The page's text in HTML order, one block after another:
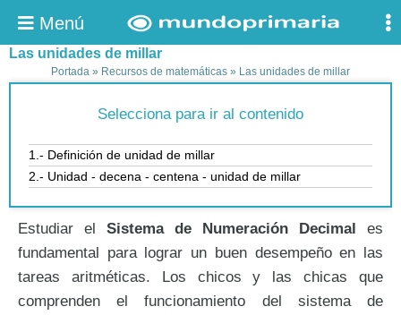
Menú
Las unidades de millar
Portada » Recursos de matemáticas » Las unidades de millar
Selecciona para ir al contenido
1.- Definición de unidad de millar
2.- Unidad - decena - centena - unidad de millar
Estudiar el Sistema de Numeración Decimal es
fundamental para lograr un buen desempeño en las
tareas aritméticas. Los chicos y las chicas que
comprenden el funcionamiento del sistema de